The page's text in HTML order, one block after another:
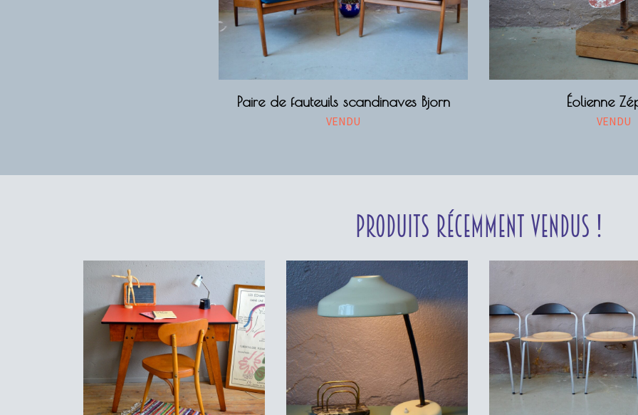
Paire de fauteuils scandinaves Bjorn
VENDU
Éolienne
VENDU
Produits récemment vendus !